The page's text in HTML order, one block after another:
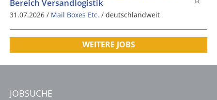
Bereich Versandlogistik
31.07.2026 / Mail Boxes Etc. / deutschlandweit
WEITERE JOBS
JOBSUCHE